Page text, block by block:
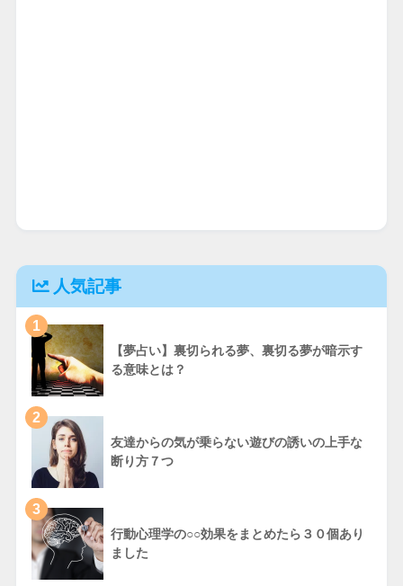
人気記事
1
【夢占い】裏切られる夢、裏切る夢が暗示す
る意味とは？
2
友達からの気が乗らない遊びの誘いの上手な
断り方７つ
3
行動心理学の○○効果をまとめたら３０個あり
ました